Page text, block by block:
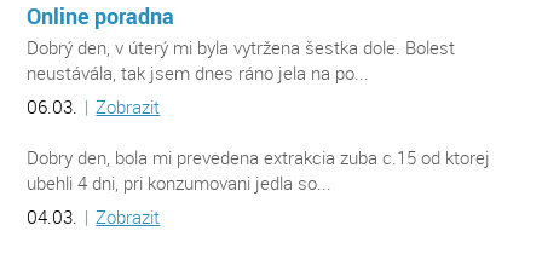
Online poradna
Dobrý den, v úterý mi byla vytržena šestka dole. Bolest
neustávála, tak jsem dnes ráno jela na po...
06.03. | Zobrazit
Dobry den, bola mi prevedena extrakcia zuba c.15 od ktorej
ubehli 4 dni, pri konzumovani jedla so...
04.03. | Zobrazit